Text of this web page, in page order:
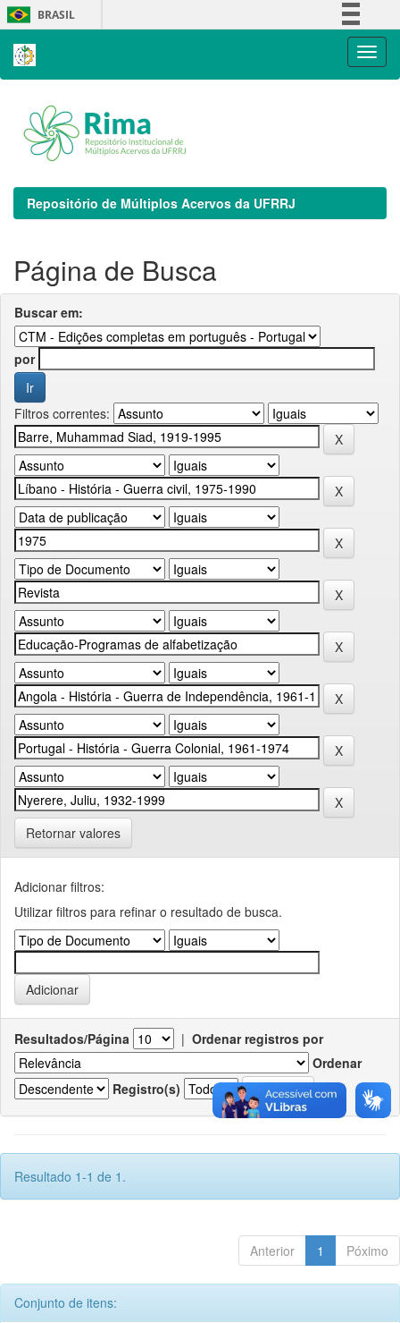
Skip
navigation
BRASIL
Repositório de Múltiplos Acervos da UFRRJ
Página de Busca
Buscar em:
por
Filtros correntes:
Retornar valores
Adicionar filtros:
Utilizar filtros para refinar o resultado de busca.
Resultados/Página | Ordenar registros por
Ordenar
Registro(s)
Resultado 1-1 de 1.
Anterior 1 Póximo
Conjunto de itens: